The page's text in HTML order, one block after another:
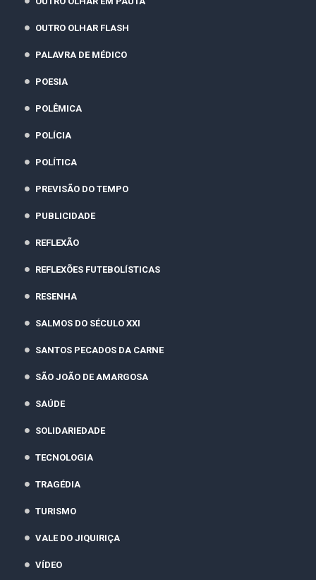
OUTRO OLHAR FLASH
PALAVRA DE MÉDICO
POESIA
POLÊMICA
POLÍCIA
POLÍTICA
PREVISÃO DO TEMPO
PUBLICIDADE
REFLEXÃO
REFLEXÕES FUTEBOLÍSTICAS
RESENHA
SALMOS DO SÉCULO XXI
SANTOS PECADOS DA CARNE
SÃO JOÃO DE AMARGOSA
SAÚDE
SOLIDARIEDADE
TECNOLOGIA
TRAGÉDIA
TURISMO
VALE DO JIQUIRIÇA
VÍDEO